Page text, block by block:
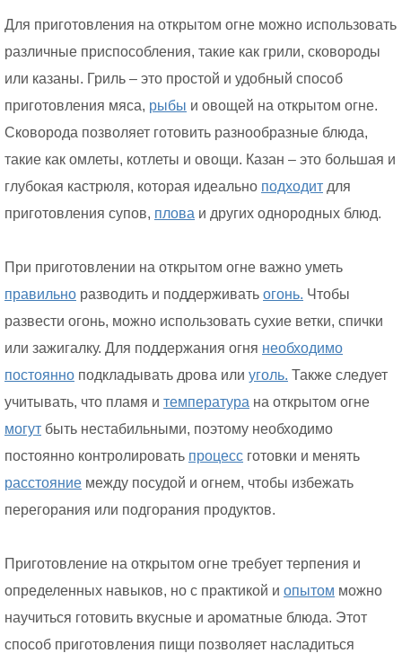
Для приготовления на открытом огне можно использовать
различные приспособления, такие как грили, сковороды
или казаны. Гриль – это простой и удобный способ
приготовления мяса, рыбы и овощей на открытом огне.
Сковорода позволяет готовить разнообразные блюда,
такие как омлеты, котлеты и овощи. Казан – это большая и
глубокая кастрюля, которая идеально подходит для
приготовления супов, плова и других однородных блюд.
При приготовлении на открытом огне важно уметь
правильно разводить и поддерживать огонь. Чтобы
развести огонь, можно использовать сухие ветки, спички
или зажигалку. Для поддержания огня необходимо
постоянно подкладывать дрова или уголь. Также следует
учитывать, что пламя и температура на открытом огне
могут быть нестабильными, поэтому необходимо
постоянно контролировать процесс готовки и менять
расстояние между посудой и огнем, чтобы избежать
перегорания или подгорания продуктов.
Приготовление на открытом огне требует терпения и
определенных навыков, но с практикой и опытом можно
научиться готовить вкусные и ароматные блюда. Этот
способ приготовления пищи позволяет насладиться